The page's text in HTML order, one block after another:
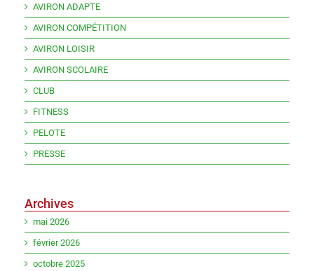
AVIRON ADAPTE
AVIRON COMPÉTITION
AVIRON LOISIR
AVIRON SCOLAIRE
CLUB
FITNESS
PELOTE
PRESSE
Archives
mai 2026
février 2026
octobre 2025